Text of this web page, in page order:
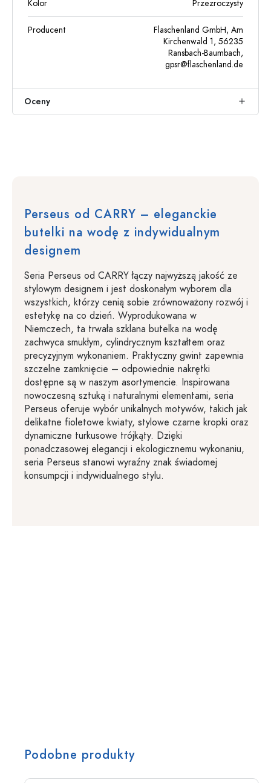
Kolor Przezroczysty
Producent
Flaschenland GmbH, Am
Kirchenwald 1, 56235
Ransbach-Baumbach,
gpsr@flaschenland.de
Oceny
Perseus od CARRY – eleganckie
butelki na wodę z indywidualnym
designem
Seria Perseus od CARRY łączy najwyższą jakość ze
stylowym designem i jest doskonałym wyborem dla
wszystkich, którzy cenią sobie zrównoważony rozwój i
estetykę na co dzień. Wyprodukowana w
Niemczech, ta trwała szklana butelka na wodę
zachwyca smukłym, cylindrycznym kształtem oraz
precyzyjnym wykonaniem. Praktyczny gwint zapewnia
szczelne zamknięcie – odpowiednie nakrętki
dostępne są w naszym asortymencie. Inspirowana
nowoczesną sztuką i naturalnymi elementami, seria
Perseus oferuje wybór unikalnych motywów, takich jak
delikatne fioletowe kwiaty, stylowe czarne kropki oraz
dynamiczne turkusowe trójkąty. Dzięki
ponadczasowej elegancji i ekologicznemu wykonaniu,
seria Perseus stanowi wyraźny znak świadomej
konsumpcji i indywidualnego stylu.
Podobne produkty